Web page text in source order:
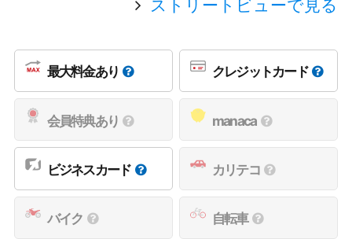
ストリートビューで見る
最大料金あり クレジットカード
会員特典あり manaca
ビジネスカード カリテコ
バイク 自転車